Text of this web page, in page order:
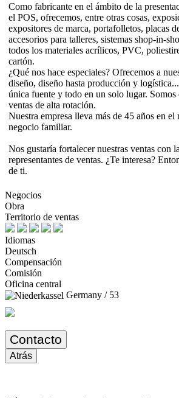
Como fabricante en el ámbito de la
el POS, ofrecemos, entre otras cosas,
expositores de marca, portafolletos, placas
accesorios para talleres, sistemas shop-in-
todos los materiales acrílicos, PVC,
cartón.
¿Qué nos hace especiales? Ofrecemos a
diseño, diseño hasta producción y
única fuente y todo en un solo lugar. Somos
ventas de alta rotación.
Nuestra empresa lleva más de 45 años en el
negocio familiar.
Nos gustaría fortalecer nuestras ventas con
representantes de ventas. ¿Te interesa?
de ti.
Negocios
Obra
Territorio de ventas
Idiomas
Deutsch
Compensación
Comisión
Oficina central
Germany / 53
Contacto
Atrás